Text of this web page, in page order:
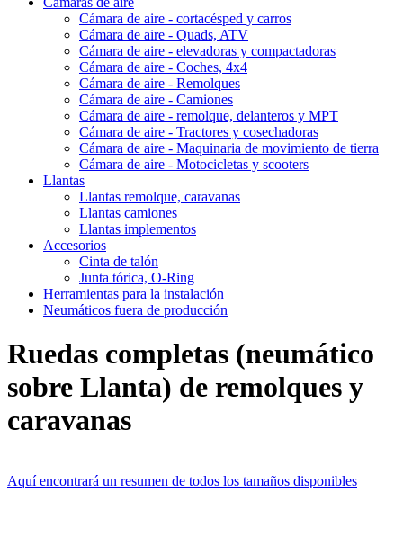
Cámara de aire - cortacésped y carros
Cámara de aire - Quads, ATV
Cámara de aire - elevadoras y compactadoras
Cámara de aire - Coches, 4x4
Cámara de aire - Remolques
Cámara de aire - Camiones
Cámara de aire - remolque, delanteros y MPT
Cámara de aire - Tractores y cosechadoras
Cámara de aire - Maquinaria de movimiento de tierra
Cámara de aire - Motocicletas y scooters
Llantas
Llantas remolque, caravanas
Llantas camiones
Llantas implementos
Accesorios
Cinta de talón
Junta tórica, O-Ring
Herramientas para la instalación
Neumáticos fuera de producción
Ruedas completas (neumático
sobre Llanta) de remolques y
caravanas
Aquí encontrará un resumen de todos los tamaños disponibles